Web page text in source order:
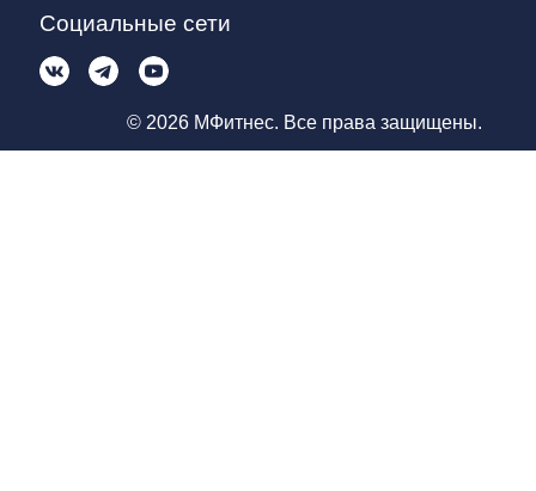
Социальные сети
© 2026 МФитнес. Все права защищены.